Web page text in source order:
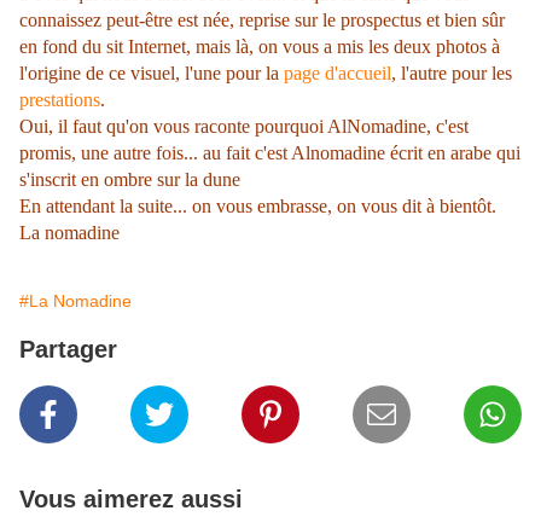
connaissez peut-être est née, reprise sur le prospectus et bien sûr
en fond du sit Internet, mais là, on vous a mis les deux photos à
l'origine de ce visuel, l'une pour la page d'accueil, l'autre pour les
prestations.
Oui, il faut qu'on vous raconte pourquoi AlNomadine, c'est
promis, une autre fois... au fait c'est Alnomadine écrit en arabe qui
s'inscrit en ombre sur la dune
En attendant la suite... on vous embrasse, on vous dit à bientôt.
La nomadine
#La Nomadine
Partager
Vous aimerez aussi